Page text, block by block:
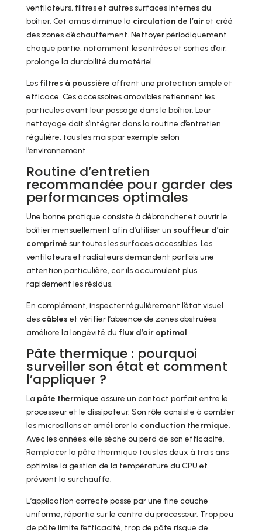
ventilateurs, filtres et autres surfaces internes du
boîtier. Cet amas diminue la circulation de l’airet créé
des zones d’échauffement. Nettoyer périodiquement
chaque partie, notamment les entrées et sorties d’air,
prolonge la durabilité du matériel.
Les filtres à poussière offrent une protection simple et
efficace. Ces accessoires amovibles retiennent les
particules avant leur passage dans le boîtier. Leur
nettoyage doit s’intégrer dans la routine d’entretien
régulière, tous les mois par exemple selon
l’environnement.
Routine d’entretien
recommandée pour garder des
performances optimales
Une bonne pratique consiste à débrancher et ouvrir le
boîtier mensuellement afin d’utiliser un souffleur d’air
comprimé sur toutes les surfaces accessibles. Les
ventilateurs et radiateurs demandent parfois une
attention particulière, car ils accumulent plus
rapidement les résidus.
En complément, inspecter régulièrement l’état visuel
des câbles et vérifier l’absence de zones obstruées
améliore la longévité du flux d’air optimal.
Pâte thermique : pourquoi
surveiller son état et comment
l’appliquer ?
La pâte thermique assure un contact parfait entre le
processeur et le dissipateur. Son rôle consiste à combler
les microsillons et améliorer la conduction thermique.
Avec les années, elle sèche ou perd de son efficacité.
Remplacer la pâte thermique tous les deux à trois ans
optimise la gestion de la température du CPU et
prévient la surchauffe.
L’application correcte passe par une fine couche
uniforme, répartie sur le centre du processeur. Trop peu
de pâte limite l’efficacité, trop de pâte risque de